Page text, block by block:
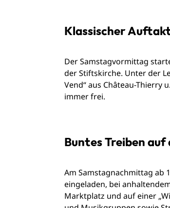
Klassischer
Der Samstagvormittag
der Stiftskirche. Unter der
Vend“ aus Château-Thierry
immer frei.
Buntes Treiben
Am Samstagnachmittag ab
eingeladen, bei
Marktplatz und auf einer